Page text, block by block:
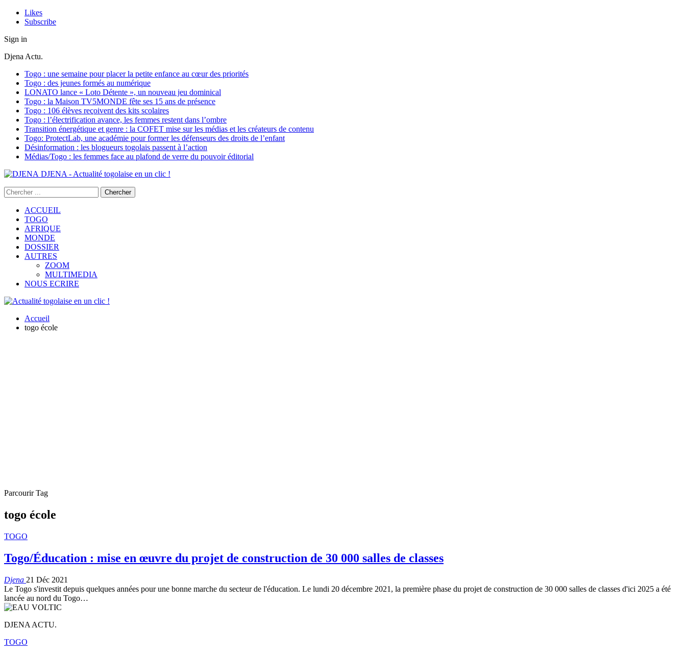
Likes
Subscribe
Sign in
Djena Actu.
Togo : une semaine pour placer la petite enfance au cœur des priorités
Togo : des jeunes formés au numérique
LONATO lance « Loto Détente », un nouveau jeu dominical
Togo : la Maison TV5MONDE fête ses 15 ans de présence
Togo : 106 élèves reçoivent des kits scolaires
Togo : l’électrification avance, les femmes restent dans l’ombre
Transition énergétique et genre : la COFET mise sur les médias et les créateurs de contenu
Togo: ProtectLab, une académie pour former les défenseurs des droits de l’enfant
Désinformation : les blogueurs togolais passent à l’action
Médias/Togo : les femmes face au plafond de verre du pouvoir éditorial
DJENA - Actualité togolaise en un clic !
ACCUEIL
TOGO
AFRIQUE
MONDE
DOSSIER
AUTRES
ZOOM
MULTIMEDIA
NOUS ECRIRE
Accueil
togo école
Parcourir Tag
togo école
TOGO
Togo/Éducation : mise en œuvre du projet de construction de 30 000 salles de classes
Djena 21 Déc 2021
Le Togo s'investit depuis quelques années pour une bonne marche du secteur de l'éducation. Le lundi 20 décembre 2021, la première phase du projet de construction de 30 000 salles de classes d'ici 2025 a été
lancée au nord du Togo…
DJENA ACTU.
TOGO